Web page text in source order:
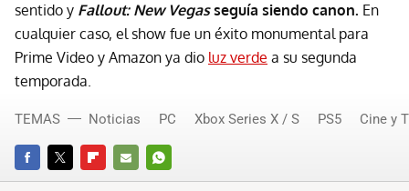
sentido y Fallout: New Vegasseguía siendo canon. En
cualquier caso, el show fue un éxito monumental para
Prime Video y Amazon ya dio luz verde a su segunda
temporada.
FACEBOOKTWITTERFLIPBOARD
E-
WHATSAPP
TEMAS Noticias PC Xbox Series X / S PS5 Cine y